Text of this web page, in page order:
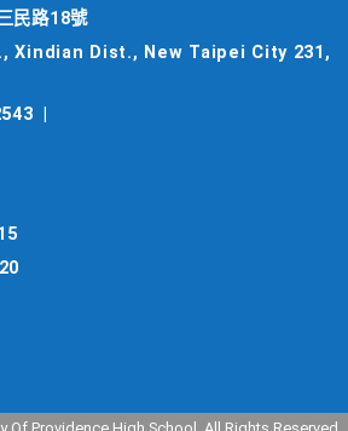
民路18號
Xindian Dist., New Taipei City 231,